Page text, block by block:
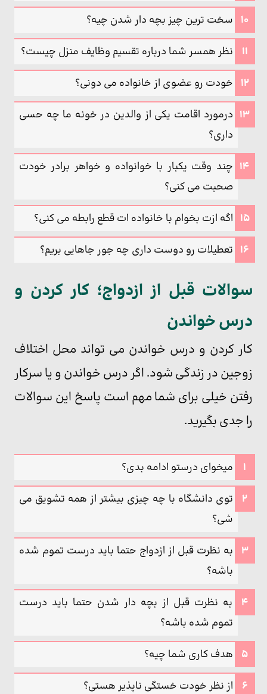
سخت ترین چیز بچه دار شدن چیه؟
نظر همسر شما درباره تقسیم وظایف منزل چیست؟
خودت رو عضوی از خانواده می دونی؟
درمورد اقامت یکی از والدین در خونه ما چه حسی
داری؟
چند وقت یکبار با خوانواده و خواهر برادر خودت
صحبت می کنی؟
اگه ازت بخوام با خانواده ات قطع رابطه می کنی؟
تعطیلات رو دوست داری چه جور جاهایی بریم؟
سوالات قبل از ازدواج؛ کار کردن و
درس خواندن
کار کردن و درس خواندن می تواند محل اختلاف
زوجین در زندگی شود. اگر درس خواندن و یا سرکار
رفتن خیلی برای شما مهم است پاسخ این سوالات
را جدی بگیرید.
میخوای درستو ادامه بدی؟
توی دانشگاه با چه چیزی بیشتر از همه تشویق می
شی؟
به نظرت قبل از ازدواج حتما باید درست تموم شده
باشه؟
به نظرت قبل از بچه دار شدن حتما باید درست
تموم شده باشه؟
هدف کاری شما چیه؟
از نظر خودت خستگی ناپذیر هستی؟